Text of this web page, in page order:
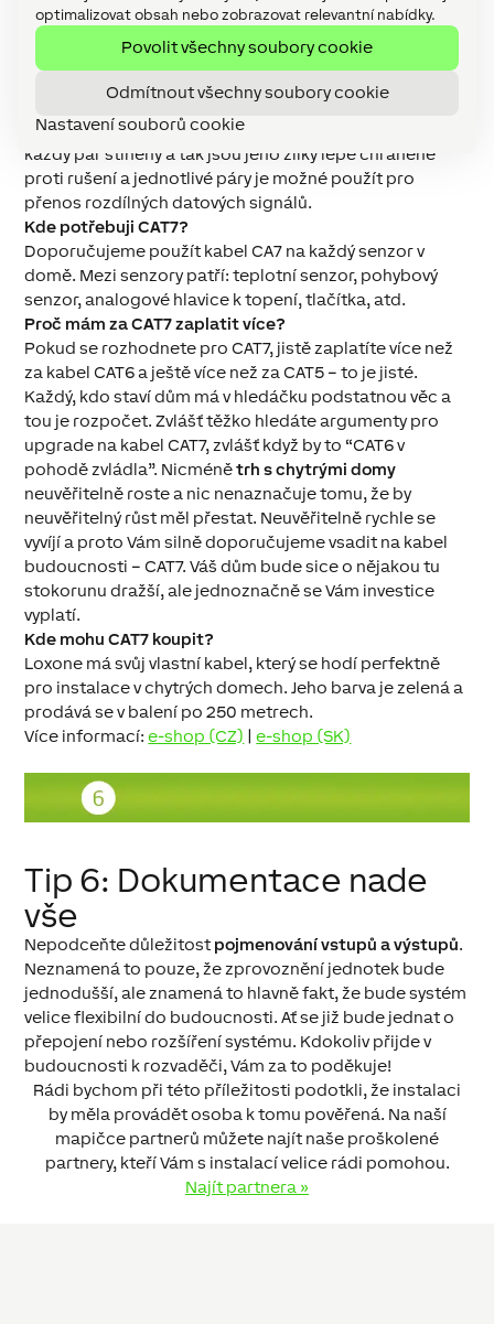
optimalizovat obsah nebo zobrazovat relevantní nabídky.
Povolit všechny soubory cookie
Odmítnout všechny soubory cookie
Nastavení souborů cookie
Na kabeláži nešetřete – je to páteř vaší instalace. Naše
doporučení zní jasně: použijte CAT7 kabel.
Co je to kabel CAT7 a jaký je rozdíl oproti CAT6?
možností přenášet větší napětí a má menší úbytky než
na CAT6. Navíc se s ním daleko lépe pracuje. CA7 má
každý pár stíněný a tak jsou jeho žilky lépe chráněné
proti rušení a jednotlivé páry je možné použít pro
přenos rozdílných datových signálů.
Kde potřebuji CAT7?
Doporučujeme použít kabel CA7 na každý senzor v
domě. Mezi senzory patří: teplotní senzor, pohybový
senzor, analogové hlavice k topení, tlačítka, atd.
Proč mám za CAT7 zaplatit více?
Pokud se rozhodnete pro CAT7, jistě zaplatíte více než
za kabel CAT6 a ještě více než za CAT5 – to je jisté.
Každý, kdo staví dům má v hledáčku podstatnou věc a
tou je rozpočet. Zvlášť těžko hledáte argumenty pro
upgrade na kabel CAT7, zvlášť když by to “CAT6 v
pohodě zvládla”. Nicménětrh s chytrými domy
neuvěřitelně roste a nic nenaznačuje tomu, že by
neuvěřitelný růst měl přestat. Neuvěřitelně rychle se
vyvíjí a proto Vám silně doporučujeme vsadit na kabel
budoucnosti – CAT7. Váš dům bude sice o nějakou tu
stokorunu dražší, ale jednoznačně se Vám investice
vyplatí.
Kde mohu CAT7 koupit?
Loxone má svůj vlastní kabel, který se hodí perfektně
pro instalace v chytrých domech. Jeho barva je zelená a
prodává se v balení po 250 metrech.
Více informací:e-shop (CZ) |e-shop (SK)
Tip 6: Dokumentace nade
vše
Nepodceňte důležitost pojmenování vstupů a výstupů.
Neznamená to pouze, že zprovoznění jednotek bude
jednodušší, ale znamená to hlavně fakt, že bude systém
velice flexibilní do budoucnosti. Ať se již bude jednat o
přepojení nebo rozšíření systému. Kdokoliv přijde v
budoucnosti k rozvaděči, Vám za to poděkuje!
Rádi bychom při této příležitosti podotkli, že instalaci
by měla provádět osoba k tomu pověřená. Na naší
mapičce partnerů můžete najít naše proškolené
partnery, kteří Vám s instalací velice rádi pomohou.
Najít partnera »